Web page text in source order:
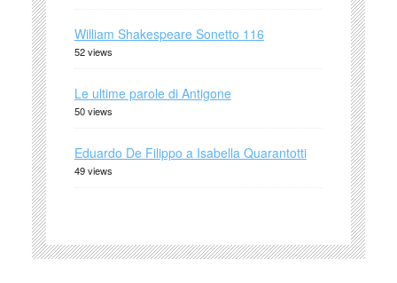
William Shakespeare Sonetto 116
52 views
Le ultime parole di Antigone
50 views
Eduardo De Filippo a Isabella Quarantotti
49 views